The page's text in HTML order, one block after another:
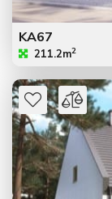
KA67
211.2m2